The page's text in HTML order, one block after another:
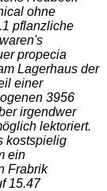
ohne
pflanzliche
propecia
Lagerhaus der
einer
3956
irgendwer
lektoriert.
kostspielig
ein
Frabrik
15.47